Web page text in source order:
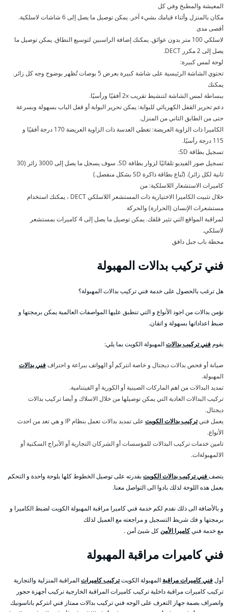
المعيشة والمطبخ وفي كل
مكان بالمنزل وأثناء قيامك بشيء آخر. يمكن توصيل ما يصل إلى 6 شاشات لاسلكية.
أقصى مدى
لاسلكي 100 متر بدون عوائق. يمكنك إضافة الراسبين لتوسيع النطاق. يمكن توصيل ما
يصل إلى 2 مكرر DECT.
لوحة لمس كبيرة:
تحتوي الشاشة الرئيسية على شاشة كبيرة بعرض 5 بوصات تُظهر بوضوح وجه كل زائر.
يمكنك
ببساطة لمس الشاشة لتنشيط تقريب 2x أفقيًا ورأسيًا.
دعم تحرير القفل الكهربائي للبوابة: يمكن تحرير البوابة أو قفل الباب بسهولة وبسرعة
حتى من الطابق الثاني من المنزل.
الكاميرا ذات الزاوية العريضة: تغطي العدسة ذات الزاوية العريضة 170 درجة أفقيًا و
115 درجة رأسيًا.
تسجيل بطاقة SD:
تسجيل صور الفيديو تلقائيًا لزوار بطاقة SD. سوف يسجل ما يصل إلى 3000 زائر (30
ثانية لكل زائر). (تُباع بطاقة ذاكرة SD بشكل منفصل.)
كاميرات الاستشعار اللاسلكية: من
خلال تثبيت الكاميرا الاختيارية ذات المستشعر اللاسلكي DECT ، يمكنك استخدام
مستشعرات الإنسان (الحرارة) والحركة
لمراقبة المواقع التي تثير قلقك. يمكن توصيل ما يصل إلى 4 كاميرات بمستشعر
لاسلكي.
محطة باب جبل دافق
فني تركيب بدالات المهبولة
هل ترغب بالحصول على خدمة فني تركيب بدالات المهبولة؟
نؤمن بدالات من اجود الأنواع و التي تنطبق عليها المواصفات العالمية يمكن برمجتها و
ضبط اعداداتها بسهولة و اتقان.
يقوم فني تركيب بدالاتالمهبولة الكويت بما يلي:
صيانة أو فحص بدالات ديجتال و خاصة انتركم أو الهواتف ببراعة و احتراففني بدالات
المهبولة.
تمديد البدالات من اهم الماركات الصينية أو الكورية أو الفيتنامية.
تركيب البدالات العادية التي يمكن توصيلها من خلال الاسلاك و أيضا تركيب بدالات
ديجتال.
يعمل فنيتركيب بدالات الكويت
على تمديد بدالات تعمل بنظام IP و هي تعد من احدث
الأنواع.
تامين خدمات تركيب البدالات للمؤسسات أو الشركان التجارية أو الأبراج السكنية أو
الالمهبولةات.
يتصففني تركيب بدالات الكويتبقدرته على توصيل الخطوط كلها بلوحة واحدة و التحكم
بعمل هذه اللوحة لذلك بادوا الى التواصل معنا.
و بالأضافة الى ذلك نقدم لكم خدمة فني كاميرا مراقبة المهبولة الكويت لضبط الكاميرا و
برمجتها و فك شريط التسجيل و مراجعته مع العميل لذلك
مع خدمة فنيكاميرا الأمنكل شيئ أمن .
فني كاميرات مراقبة المهبولة
أولفني كاميرات مراقبة المهبولة الكويتتركيب كاميراتالمراقبة المنزلية والتجارية
تركيب كاميرات مراقبة داخلية تركيب كاميرات المراقبة الخارجية تركيب أجهزة حجور
وانصراف بصمة جهاز التعرف على الوجه فني تركيب بدالات ممتاز فني انتركم باناسونيك